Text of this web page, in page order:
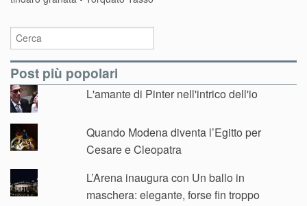
Post più popolari
L'amante di Pinter nell'intrico dell'io
Quando Modena diventa l’Egitto per
Cesare e Cleopatra
L’Arena inaugura con Un ballo in
maschera: elegante, forse fin troppo